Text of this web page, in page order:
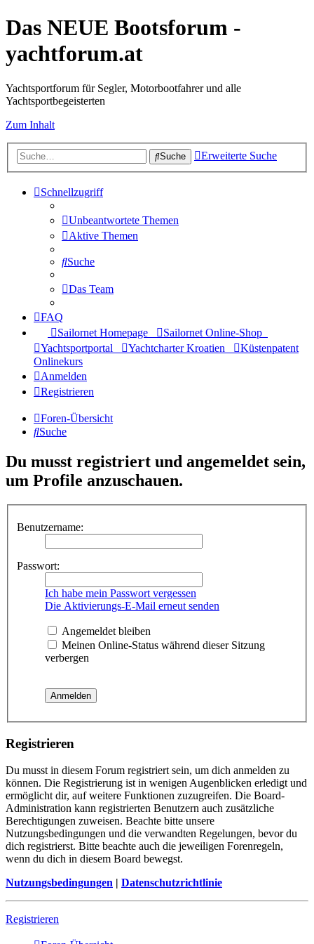
Das NEUE Bootsforum -
yachtforum.at
Yachtsportforum für Segler, Motorbootfahrer und alle
Yachtsportbegeisterten
Zum Inhalt
Suche Erweiterte Suche
Schnellzugriff
Unbeantwortete Themen
Aktive Themen
Suche
Das Team
FAQ
Sailornet Homepage
Sailornet Online-Shop
Yachtsportportal
Yachtcharter Kroatien
Küstenpatent
Onlinekurs
Anmelden
Registrieren
Foren-Übersicht
Suche
Du musst registriert und angemeldet sein,
um Profile anzuschauen.
Benutzername:
Passwort:
Ich habe mein Passwort vergessen
Die Aktivierungs-E-Mail erneut senden
Angemeldet bleiben
Meinen Online-Status während dieser Sitzung
verbergen
Registrieren
Du musst in diesem Forum registriert sein, um dich anmelden zu
können. Die Registrierung ist in wenigen Augenblicken erledigt und
ermöglicht dir, auf weitere Funktionen zuzugreifen. Die Board-
Administration kann registrierten Benutzern auch zusätzliche
Berechtigungen zuweisen. Beachte bitte unsere
Nutzungsbedingungen und die verwandten Regelungen, bevor du
dich registrierst. Bitte beachte auch die jeweiligen Forenregeln,
wenn du dich in diesem Board bewegst.
Nutzungsbedingungen | Datenschutzrichtlinie
Registrieren